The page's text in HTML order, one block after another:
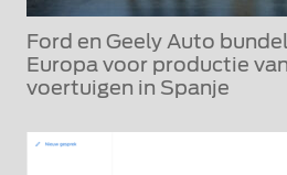
Ford en Geely Auto
Europa voor productie
voertuigen in Spanje